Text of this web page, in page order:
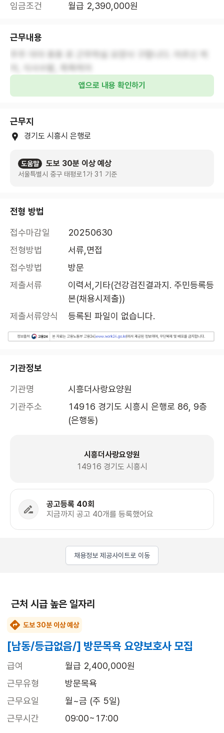
임금조건
월급 2,390,000원
근무내용
주주 야야 휴휴 로 근무하실 요양사 구합니다. 어르신 케
앱으로 내용 확인하기
근무지
경기도 시흥시 은행로
도움말 도보 30분 이상 예상
서울특별시 중구 태평로1가 31 기준
전형 방법
접수마감일
20250630
전형방법
서류,면접
접수방법
방문
제출서류
이력서,기타(건강검진결과지. 주민등록등
본(채용시제출))
제출서류양식
등록된 파일이 없습니다.
기관정보
기관명
시흥더사랑요양원
기관주소
14916 경기도 시흥시 은행로 86, 9층
(은행동)
시흥더사랑요양원
14916 경기도 시흥시
공고등록 40회
지금까지 공고 40개를 등록했어요
채용정보 제공사이트로 이동
근처 시급 높은 일자리
도보 30분 이상 예상
[남동/등급없음/] 방문목욕 요양보호사 모집
급여
월급 2,400,000원
근무유형
방문목욕
근무요일
월~금 (주 5일)
근무시간
09:00~17:00